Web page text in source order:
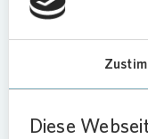
Diese